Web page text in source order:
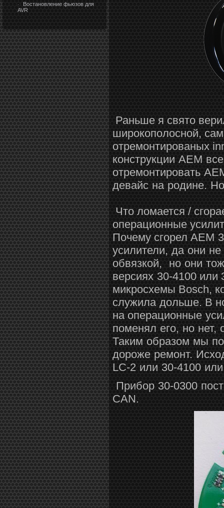
·
Востановление фьюзов для
AVR
Раньше я свято
широкополосной,
отремонтированых
конструкции AEM
отремонтировать
девайс на родине.
Что ломается /
операционные
Почему сгорел AEM
усилители, да они
обвязкой, но они
версиях 30-4100 или
микросхемы Bosch,
служила дольше. В
на операционные
поменял его, но нет,
Таким образом мы
дороже ремонт.
LC-2 или 30-4100
Прибор 30-0300
CAN.